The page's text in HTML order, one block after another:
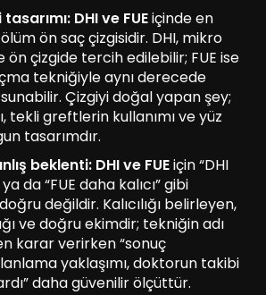
DHI ve FUEiçinde en
ön saç çizgisidir. DHI, mikro
ön çizgide tercih edilebilir; FUE ise
tekniğiyle aynı derecede
Çizgiyi doğal yapan şey;
tekli greftlerin kullanımı ve yüz
tasarımdır.
beklenti: DHI ve FUEiçin “DHI
da “FUE daha kalıcı” gibi
değildir. Kalıcılığı belirleyen,
ve doğru ekimdir; tekniğin adı
karar verirken “sonuç
yaklaşımı, doktorun takibi
daha güvenilir ölçüttür.